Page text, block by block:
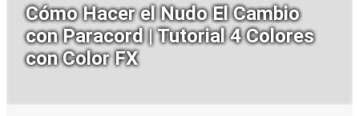
Cómo Hacer el Nudo El Cambio
con Paracord | Tutorial 4 Colores
con Color FX